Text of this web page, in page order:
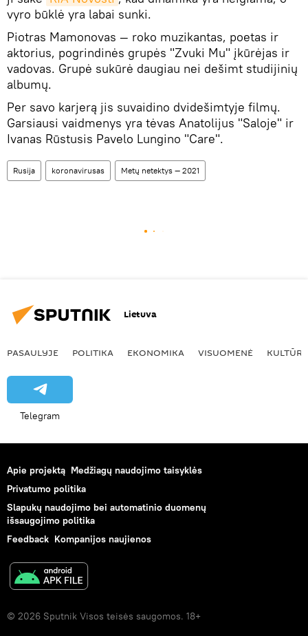
vyro būklė yra labai sunki.
Piotras Mamonovas — roko muzikantas, poetas ir
aktorius, pogrindinės grupės "Zvuki Mu" įkūrėjas ir
vadovas. Grupė sukūrė daugiau nei dešimt studijinių
albumų.
Per savo karjerą jis suvaidino dvidešimtyje filmų.
Garsiausi vaidmenys yra tėvas Anatolijus "Saloje" ir
Ivanas Rūstusis Pavelo Lungino "Care".
Rusija koronavirusas Metų netektys — 2021
Lietuva
PASAULYJE POLITIKA EKONOMIKA VISUOMENĖ KULTŪRA
Telegram
Apie projektą Medžiagų naudojimo taisyklės
Privatumo politika
Slapukų naudojimo bei automatinio duomenų
išsaugojimo politika
Feedback Kompanijos naujienos
© 2026 Sputnik Visos teisės saugomos. 18+